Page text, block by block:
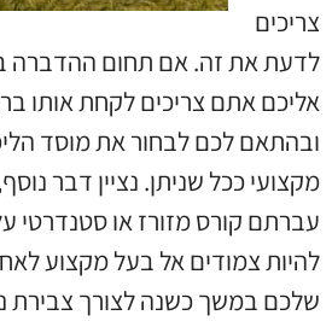
צריכים
לדעת את זה. אם תחום
אליכם אתם צריכים לקחת אותו
ובהתאם לכם לבחור את מוסד
מקצועי ככל שניתן. נציין דבר
עברתם קורס מזורז או סטנדרטי
להיות צמודים אל בעל מקצוע
שלכם במשך כשנה לצורך צבירת